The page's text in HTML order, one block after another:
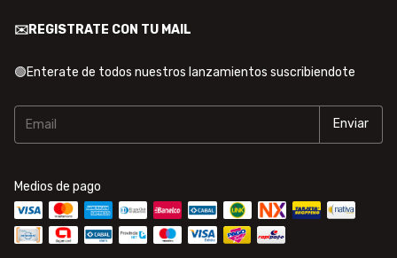
✉️REGISTRATE CON TU MAIL
🟢Enterate de todos nuestros lanzamientos suscribiendote
Medios de pago